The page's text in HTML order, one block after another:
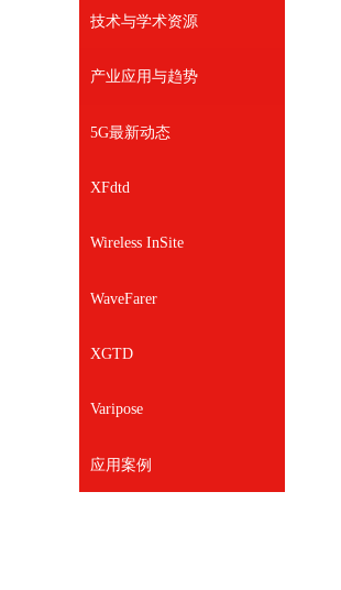
技术与学术资源
产业应用与趋势
5G最新动态
XFdtd
Wireless InSite
WaveFarer
XGTD
Varipose
应用案例